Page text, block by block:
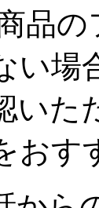
品
い場
いた
おす